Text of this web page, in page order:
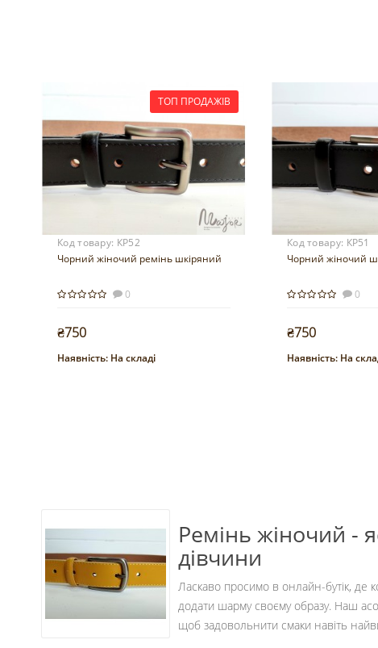
ТОП ПРОДАЖІВ
Код товару: КР52
Чорний жіночий ремінь шкіряний
0
₴750
Купити
Наявність: На складі
Код товару: КР51
Чорний жіночий
0
₴750
Купити
Наявність: На
Ремінь жіночий -
дівчини
Ласкаво просимо в онлайн-бутік, де
додати шарму своєму образу. Наш
щоб задовольнити смаки навіть